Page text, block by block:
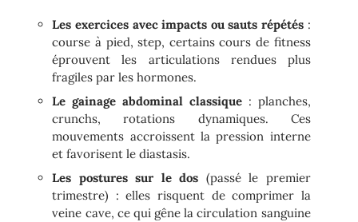
Les exercices avec impacts ou sauts répétés :
course à pied, step, certains cours de fitness
éprouvent les articulations rendues plus
fragiles par les hormones.
Le gainage abdominal classique: planches,
crunchs, rotations dynamiques. Ces
mouvements accroissent la pression interne
et favorisent le diastasis.
Les postures sur le dos (passé le premier
trimestre) : elles risquent de comprimer la
veine cave, ce qui gêne la circulation sanguine